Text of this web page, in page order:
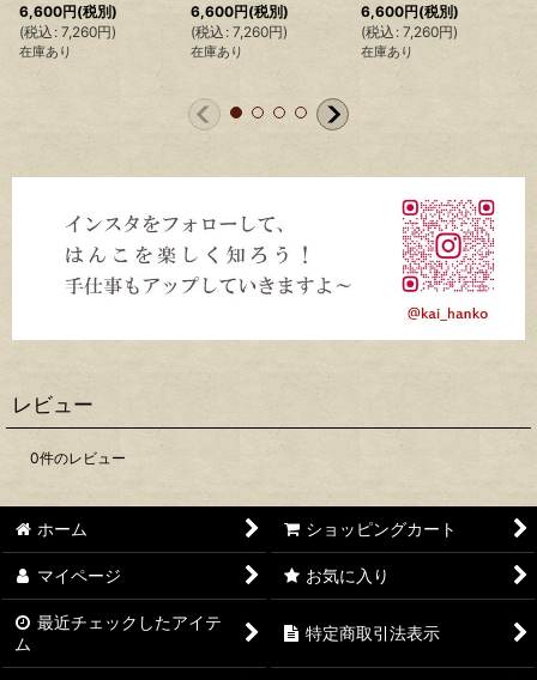
6,600円(税別)
(税込 : 7,260円)
在庫あり
6,600円(税別)
(税込 : 7,260円)
在庫あり
6,600円(税別)
(税込 : 7,260円)
在庫あり
レビュー
0件のレビュー
ホーム ショッピングカート
マイページ お気に入り
最近チェックしたアイテ
ム
特定商取引法表示